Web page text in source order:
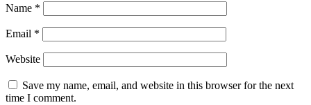
Name *
Email *
Website
Save my name, email, and website in this browser for the next
time I comment.